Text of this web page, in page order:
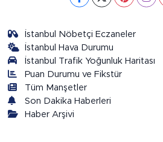
İstanbul Nöbetçi Eczaneler
İstanbul Hava Durumu
İstanbul Trafik Yoğunluk Haritası
Puan Durumu ve Fikstür
Tüm Manşetler
Son Dakika Haberleri
Haber Arşivi